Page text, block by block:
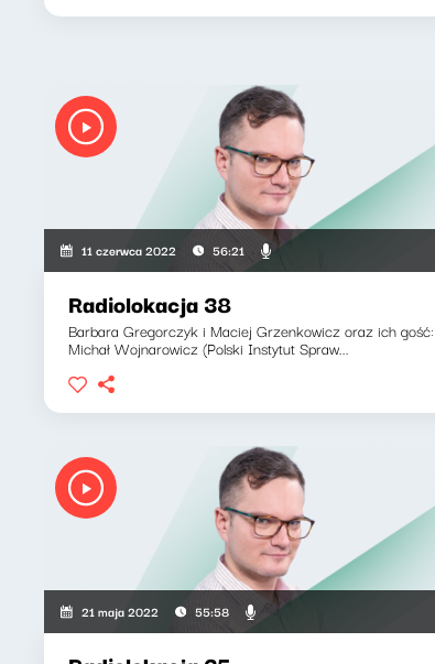
11 czerwca 2022 56:21
Radiolokacja 38
Barbara Gregorczyk i Maciej Grzenkowicz oraz ich gość:
Michał Wojnarowicz (Polski Instytut Spraw...
21 maja 2022 55:58